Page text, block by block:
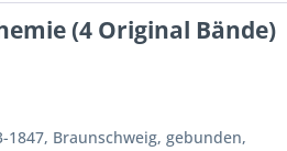
(4 Original Bände)
1847, Braunschweig, gebunden,